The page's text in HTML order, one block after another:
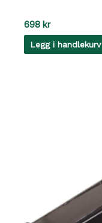
698 kr
Legg i handlekurv